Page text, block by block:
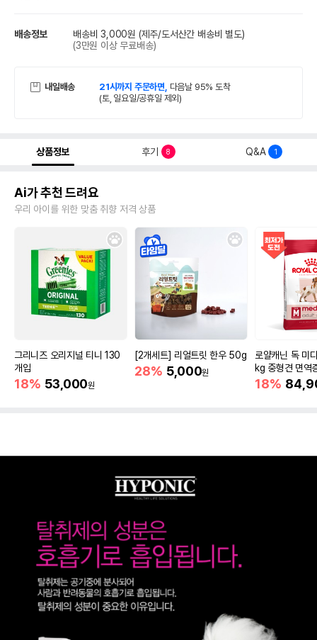
배송정보 배송비 3,000원 (제주/도서산간 배송비 별도)
(3만원 이상 무료배송)
내일배송 21시까지 주문하면, 다음날 95% 도착
(토, 일요일/공휴일 제외)
상품정보 후기 8 Q&A 1
Ai가 추천 드려요
우리 아이를 위한 맞춤 취향 저격 상품
그리니즈 오리지널 티니 130
개입
18% 53,000원
[2개세트] 리얼트릿 한우 50g
28% 5,000원
로얄캐닌 독 미
kg 중형견 면역
18%